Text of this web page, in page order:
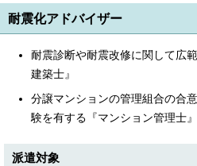
耐震化アドバイザー
耐震診断や耐震改修に関して広
建築士』
分譲マンションの管理組合の合
験を有する『マンション管理士』
派遣対象